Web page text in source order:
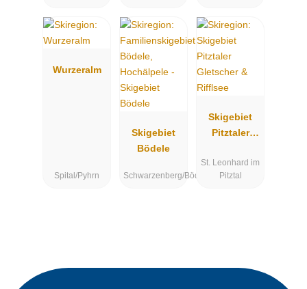
Wurzeralm
Spital/Pyhrn
Skigebiet
Bödele
Schwarzenberg/Bödele
Skigebiet
Pitztaler
Rifflsee
St. Leonhard im
Pitztal